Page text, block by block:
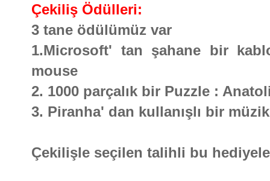
Çekiliş Ödülleri:
3 tane ödülümüz var
1.Microsoft' tan şahane bir
mouse
2. 1000 parçalık bir Puzzle :
3. Piranha' dan kullanışlı bir
Çekilişle seçilen talihli bu